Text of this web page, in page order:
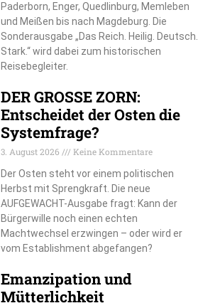
Paderborn, Enger, Quedlinburg, Memleben
und Meißen bis nach Magdeburg. Die
Sonderausgabe „Das Reich. Heilig. Deutsch.
Stark.“ wird dabei zum historischen
Reisebegleiter.
DER GROSSE ZORN:
Entscheidet der Osten die
Systemfrage?
3. August 2026
Keine Kommentare
Der Osten steht vor einem politischen
Herbst mit Sprengkraft. Die neue
AUFGEWACHT-Ausgabe fragt: Kann der
Bürgerwille noch einen echten
Machtwechsel erzwingen – oder wird er
vom Establishment abgefangen?
Emanzipation und
Mütterlichkeit